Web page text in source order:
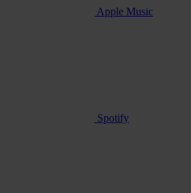
Apple Music
Spotify